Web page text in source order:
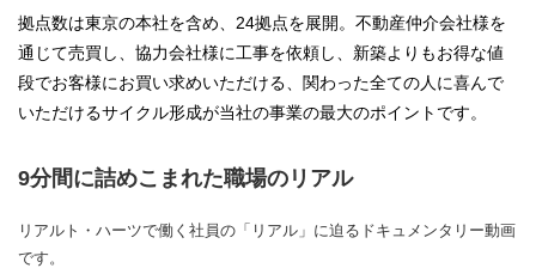
拠点数は東京の本社を含め、24拠点を展開。不動産仲介会社様を
通じて売買し、協力会社様に工事を依頼し、新築よりもお得な値
段でお客様にお買い求めいただける、関わった全ての人に喜んで
いただけるサイクル形成が当社の事業の最大のポイントです。
9分間に詰めこまれた職場のリアル
リアルト・ハーツで働く社員の「リアル」に迫るドキュメンタリー動画
です。